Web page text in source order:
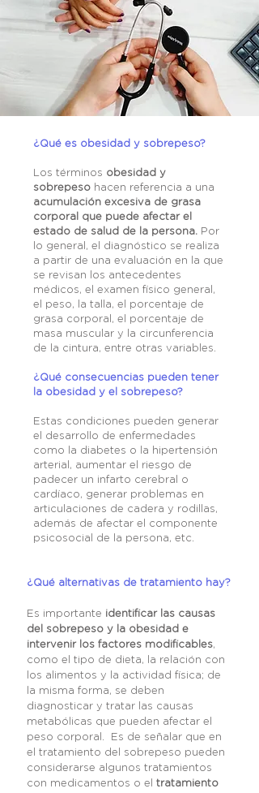
¿Qué es obesidad y sobrepeso?
Los términos obesidad y
sobrepeso hacen referencia a una
acumulación excesiva de grasa
corporal que puede afectar el
estado de salud de la persona. Por
lo general, el diagnóstico se realiza
a partir de una evaluación en la que
se revisan los antecedentes
médicos, el examen físico general,
el peso, la talla, el porcentaje de
grasa corporal, el porcentaje de
masa muscular y la circunferencia
de la cintura, entre otras variables.
¿Qué consecuencias pueden tener
la obesidad y el sobrepeso?
Estas condiciones pueden generar
el desarrollo de enfermedades
como la diabetes o la hipertensión
arterial, aumentar el riesgo de
padecer un infarto cerebral o
cardíaco, generar problemas en
articulaciones de cadera y rodillas,
además de afectar el componente
psicosocial de la persona, etc.
¿Qué alternativas de tratamiento hay?
Es importante identificar las causas
del sobrepeso y la obesidad e
intervenir los factores modificables,
como el tipo de dieta, la relación con
los alimentos y la actividad física; de
la misma forma, se deben
diagnosticar y tratar las causas
metabólicas que pueden afectar el
peso corporal. Es de señalar que en
el tratamiento del sobrepeso pueden
considerarse algunos tratamientos
con medicamentos o el tratamiento